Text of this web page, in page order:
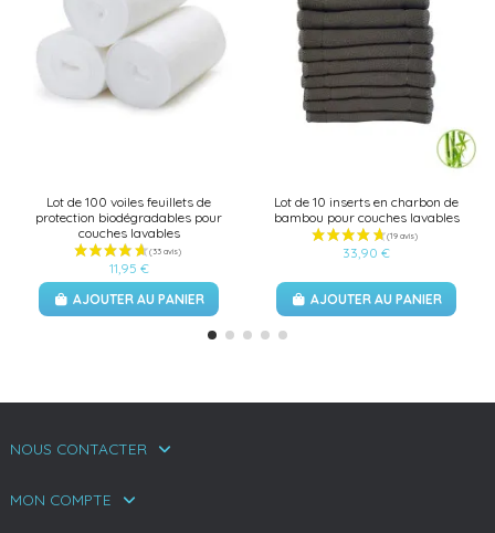
Lot de 100 voiles feuillets de
protection biodégradables pour
couches lavables
11,95 €
AJOUTER AU PANIER
Lot de 10 inserts en charbon de
bambou pour couches lavables
33,90 €
AJOUTER AU PANIER
NOUS CONTACTER
MON COMPTE